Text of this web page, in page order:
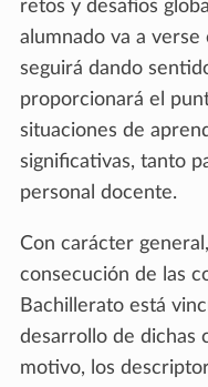
retos y desafíos
alumnado va a
seguirá dando
proporcionará el
situaciones de
significativas, tanto
personal docente.
Con carácter
consecución de las
Bachillerato está
desarrollo de dichas
motivo, los